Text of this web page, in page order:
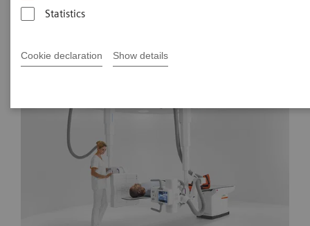
Statistics
Cookie declaration Show details